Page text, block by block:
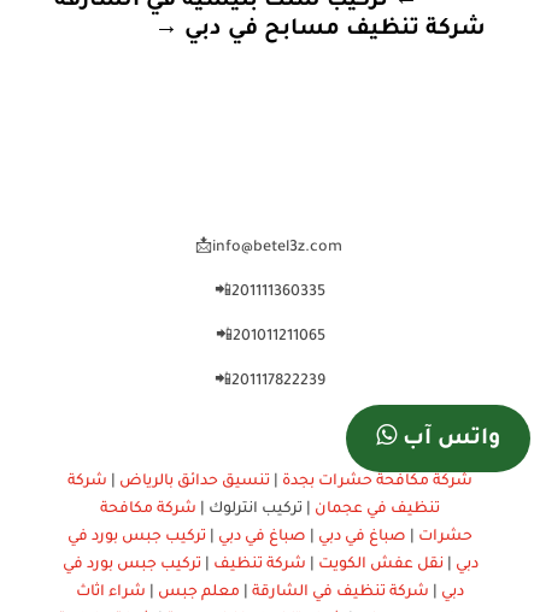
شركة تنظيف مسابح في دبي →
201111360335📲
201011211065📲
201117822239📲
واتس آب
شركة مكافحة حشرات بجدة تنسيق حدائق بالرياض
شركة
تنظيف في عجمان | تركيب انترلوك | شركة مكافحة
حشرات
صباغ في دبي صباغ في دبي
تركيب جبس بورد في
دبي
نقل عفش الكويت شركة تنظيف
تركيب جبس بورد في
دبي
شركة تنظيف في الشارقة معلم جبس
شراء اثاث